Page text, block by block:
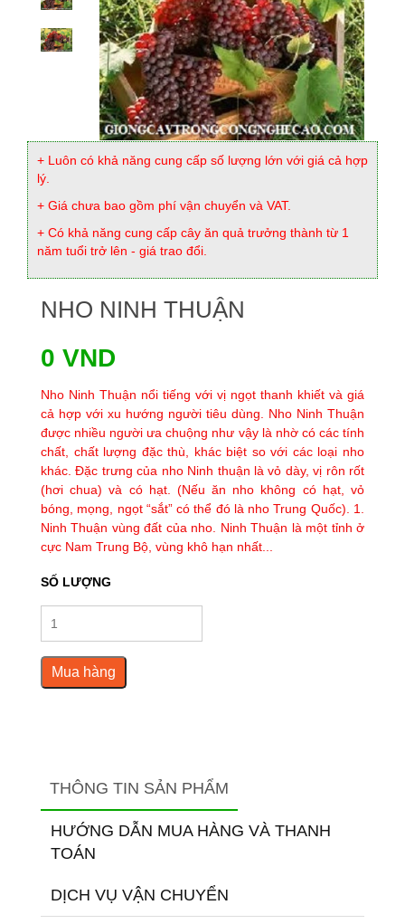
+ Luôn có khả năng cung cấp số lượng lớn với giá cả hợp
lý.
+ Giá chưa bao gồm phí vận chuyển và VAT.
+ Có khả năng cung cấp cây ăn quả trưởng thành từ 1
năm tuổi trở lên - giá trao đổi.
NHO NINH THUẬN
0 VND
Nho Ninh Thuận nổi tiếng với vị ngọt thanh khiết và giá
cả hợp với xu hướng người tiêu dùng. Nho Ninh Thuận
được nhiều người ưa chuộng như vậy là nhờ có các tính
chất, chất lượng đặc thù, khác biệt so với các loại nho
khác. Đặc trưng của nho Ninh thuận là vỏ dày, vị rôn rốt
(hơi chua) và có hạt. (Nếu ăn nho không có hạt, vỏ
bóng, mọng, ngọt “sắt” có thể đó là nho Trung Quốc). 1.
Ninh Thuận vùng đất của nho. Ninh Thuận là một tỉnh ở
cực Nam Trung Bộ, vùng khô hạn nhất...
SỐ LƯỢNG
Mua hàng
THÔNG TIN SẢN PHẨM
HƯỚNG DẪN MUA HÀNG VÀ THANH
TOÁN
DỊCH VỤ VẬN CHUYỂN